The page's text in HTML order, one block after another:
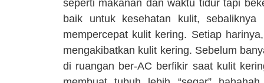
seperti makanan dan waktu tidur tapi
baik untuk kesehatan kulit,
mempercepat kulit kering. Setiap
mengakibatkan kulit kering. Sebelum
di ruangan ber-AC berfikir saat kulit